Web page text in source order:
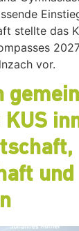
stellte das
vor.
und